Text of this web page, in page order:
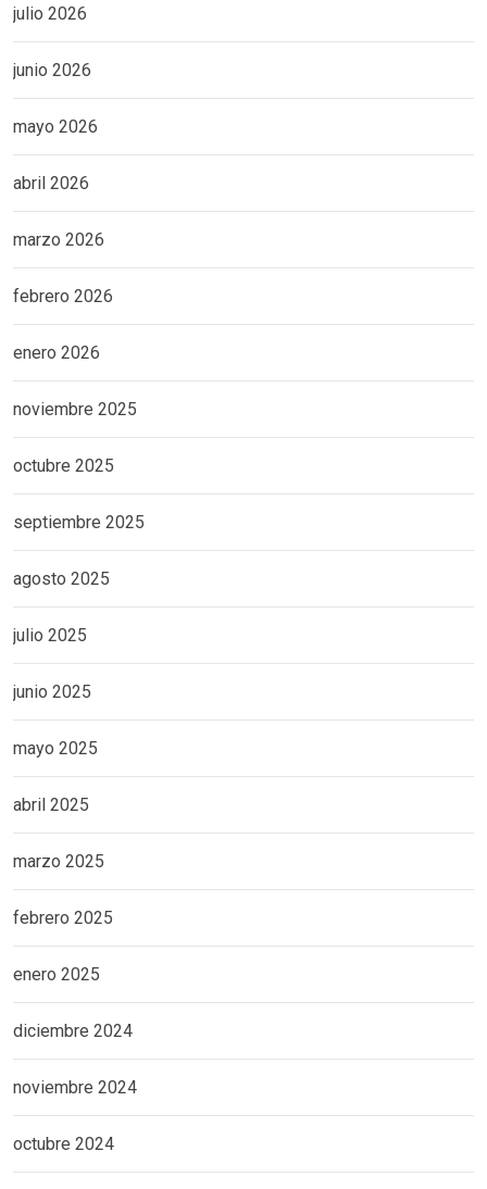
julio 2026
junio 2026
mayo 2026
abril 2026
marzo 2026
febrero 2026
enero 2026
noviembre 2025
octubre 2025
septiembre 2025
agosto 2025
julio 2025
junio 2025
mayo 2025
abril 2025
marzo 2025
febrero 2025
enero 2025
diciembre 2024
noviembre 2024
octubre 2024